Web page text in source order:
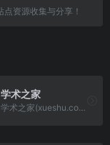
资源收集与分享！
学术之家
学术之家(xueshu.com)从事学术在线咨询、学术杂志订阅等学术在线咨询服务，是中国规模较大、服务人员较多的在线咨询网站，学术杂志、订阅不成功退款。